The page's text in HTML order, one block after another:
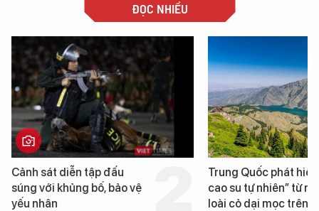
ĐỌC NHIỀU
tập đấu
bố, bảo vệ
Trung Quốc phát hiện “mỏ
cao su tự nhiên” từ một
loài cỏ dại mọc trên đất